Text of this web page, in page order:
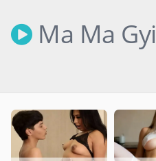
contentMa Ma Gyi